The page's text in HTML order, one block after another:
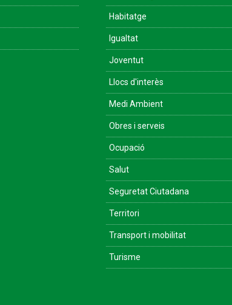
Habitatge
Igualtat
Joventut
Llocs d'interès
Medi Ambient
Obres i serveis
Ocupació
Salut
Seguretat Ciutadana
Territori
Transport i mobilitat
Turisme